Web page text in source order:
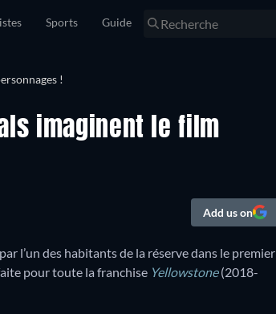
Sports Guide
imaginent le film
Add us on
l’un des habitants de la réserve dans le premier
pour toute la franchise Yellowstone(2018-